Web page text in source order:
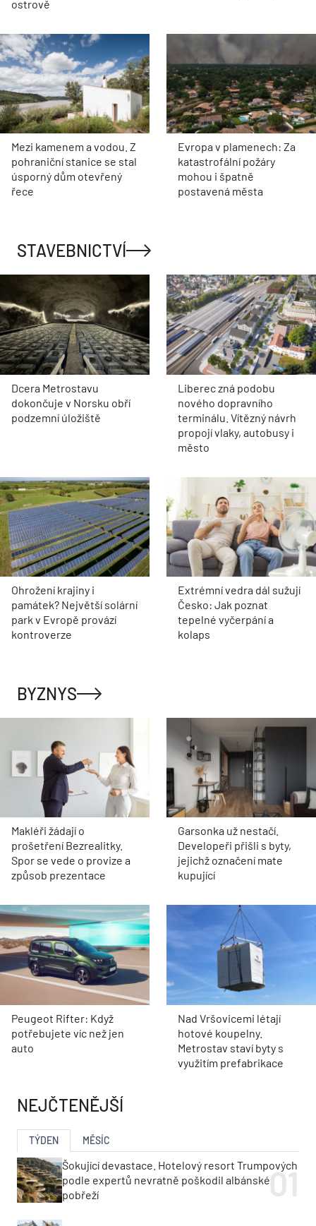
ostrově
Mezi kamenem a vodou. Z
pohraniční stanice se stal
úsporný dům otevřený
řece
Evropa v plamenech: Za
katastrofální požáry
mohou i špatně
postavená města
STAVEBNICTVÍ
Dcera Metrostavu
dokončuje v Norsku obří
podzemní úložiště
Liberec zná podobu
nového dopravního
terminálu. Vítězný návrh
propojí vlaky, autobusy i
město
Ohrožení krajiny i
památek? Největší solární
park v Evropě provází
kontroverze
Extrémní vedra dál sužují
Česko: Jak poznat
tepelné vyčerpání a
kolaps
BYZNYS
Makléři žádají o
prošetření Bezrealitky.
Spor se vede o provize a
způsob prezentace
Garsonka už nestačí.
Developeři přišli s byty,
jejichž označení mate
kupující
Peugeot Rifter: Když
potřebujete víc než jen
auto
Nad Vršovicemi létají
hotové koupelny.
Metrostav staví byty s
využitím prefabrikace
NEJČTENĚJŠÍ
TÝDEN MĚSÍC
Šokující devastace. Hotelový resort Trumpových
podle expertů nevratně poškodil albánské
pobřeží